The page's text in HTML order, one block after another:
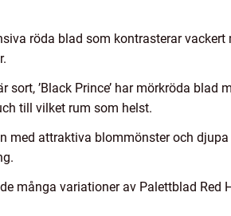
röda blad som kontrasterar
sort, ’Black Prince’ har mörkröda
till vilket rum som helst.
med attraktiva blommönster och
många variationer av Palettblad